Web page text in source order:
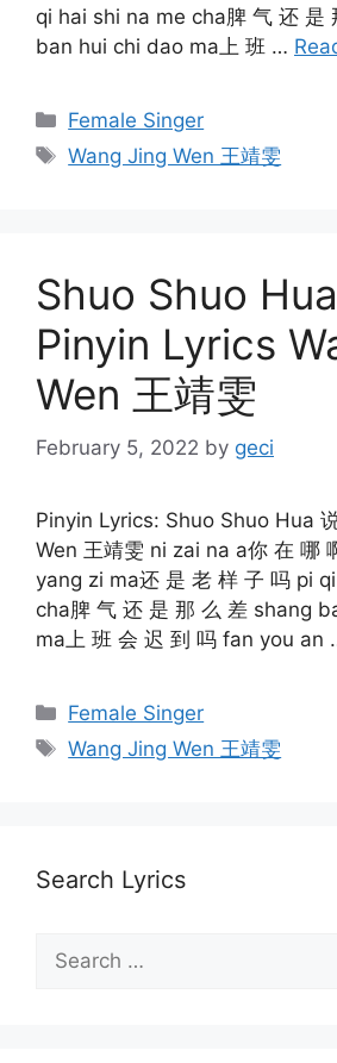
qi hai shi na me cha脾 气 还 是
ban hui chi dao ma上 班 …
Categories
Female Singer
Tags
Wang Jing Wen 王靖雯
Shuo Shuo
Pinyin Lyrics
Wen 王靖雯
February 5, 2022 by geci
Pinyin Lyrics: Shuo Shuo Hua
Wen 王靖雯 ni zai na a你 在 哪
yang zi ma还 是 老 样 子 吗 pi
cha脾 气 还 是 那 么 差 shang
ma上 班 会 迟 到 吗 fan you an
Categories
Female Singer
Tags
Wang Jing Wen 王靖雯
Search Lyrics
for: